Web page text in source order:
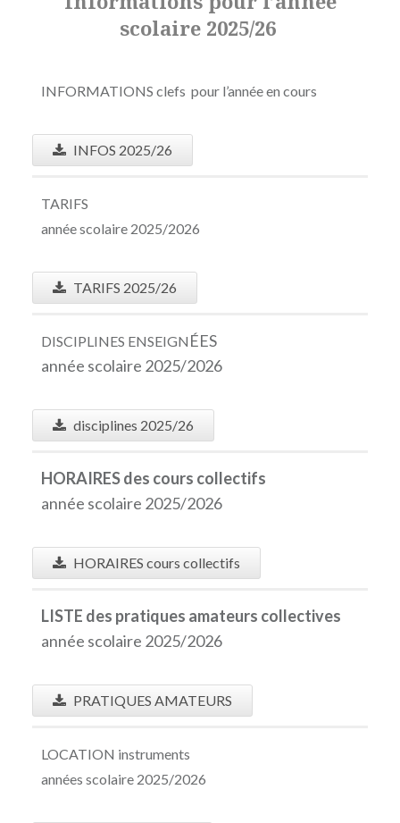
scolaire 2025/26
INFORMATIONS clefs pour l’année en cours
INFOS 2025/26
TARIFS
année scolaire 2025/2026
TARIFS 2025/26
DISCIPLINES ENSEIGN ÉES
année scolaire 2025/2026
disciplines 2025/26
HORAIRES des cours collectifs
année scolaire 2025/2026
HORAIRES cours collectifs
LISTE des pratiques amateurs collectives
année scolaire 2025/2026
PRATIQUES AMATEURS
LOCATION instruments
années scolaire 2025/2026